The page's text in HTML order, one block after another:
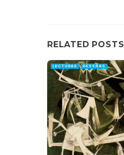
RELATED POSTS
LECTURAS RESEÑAS